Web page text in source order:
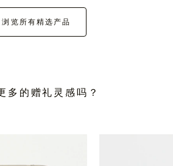
浏览所有精选产品
多的赠礼灵感吗？